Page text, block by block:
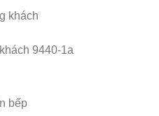
9440-1a